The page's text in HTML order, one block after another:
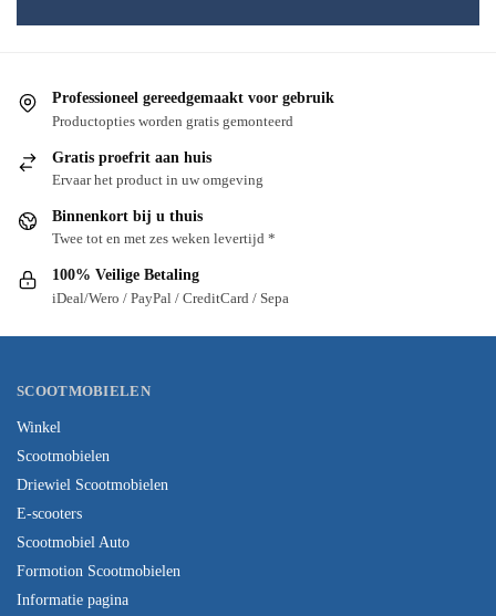
Professioneel gereedgemaakt voor gebruik
Productopties worden gratis gemonteerd
Gratis proefrit aan huis
Ervaar het product in uw omgeving
Binnenkort bij u thuis
Twee tot en met zes weken levertijd *
100% Veilige Betaling
iDeal/Wero / PayPal / CreditCard / Sepa
SCOOTMOBIELEN
Winkel
Scootmobielen
Driewiel Scootmobielen
E-scooters
Scootmobiel Auto
Formotion Scootmobielen
Informatie pagina